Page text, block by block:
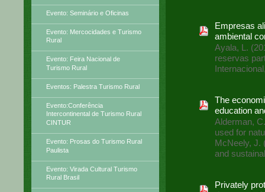
Evento: Seminário e Oficinas
Evento: Mercocidades e Turismo
Rural
Evento: Feira Nacional de
Turismo Rural
Eventos: Palestra Turismo Rural
Evento:Conferência
Intercontinental de Turismo Rural
CINTUR
Evento: Prosas do Turismo Rural
Paulista
Evento: Virada Cultural Turismo
Rural Brasil
Empresas
ambiental
Ayala, L.
reservas
The
education
Alderman,
used for
McNeely, J.
and
Privately